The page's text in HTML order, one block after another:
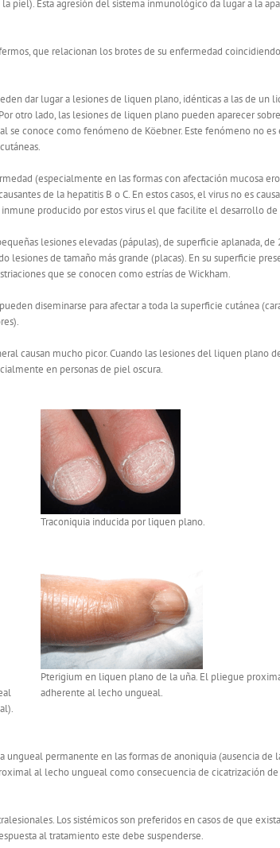
piel). Esta agresión del sistema inmunológico da lugar a la
que relacionan los brotes de su enfermedad
dar lugar a lesiones de liquen plano, idénticas a las de un
otro lado, las lesiones de liquen plano pueden aparecer
se conoce como fenómeno de Köebner. Este fenómeno no
(especialmente en las formas con afectación mucosa
de la hepatitis B o C. En estos casos, el virus no es
producido por estos virus el que facilite el desarrollo de
lesiones elevadas (pápulas), de superficie aplanada, de
de tamaño más grande (placas). En su superficie
que se conocen como estrías de Wickham.
diseminarse para afectar a toda la superficie cutánea
causan mucho picor. Cuando las lesiones del liquen plano
en personas de piel oscura.
Traconiquia inducida por liquen plano.
Pterigium en liquen plano de la uña. El pliegue
adherente al lecho ungueal.
permanente en las formas de anoniquia (ausencia de
al lecho ungueal como consecuencia de cicatrización
Los sistémicos son preferidos en casos de que exista
al tratamiento este debe suspenderse.